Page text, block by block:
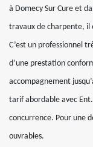
à Domecy Sur Cure et
travaux de charpente, il
C’est un professionnel
d’une prestation
accompagnement
tarif abordable avec
concurrence. Pour une
ouvrables.